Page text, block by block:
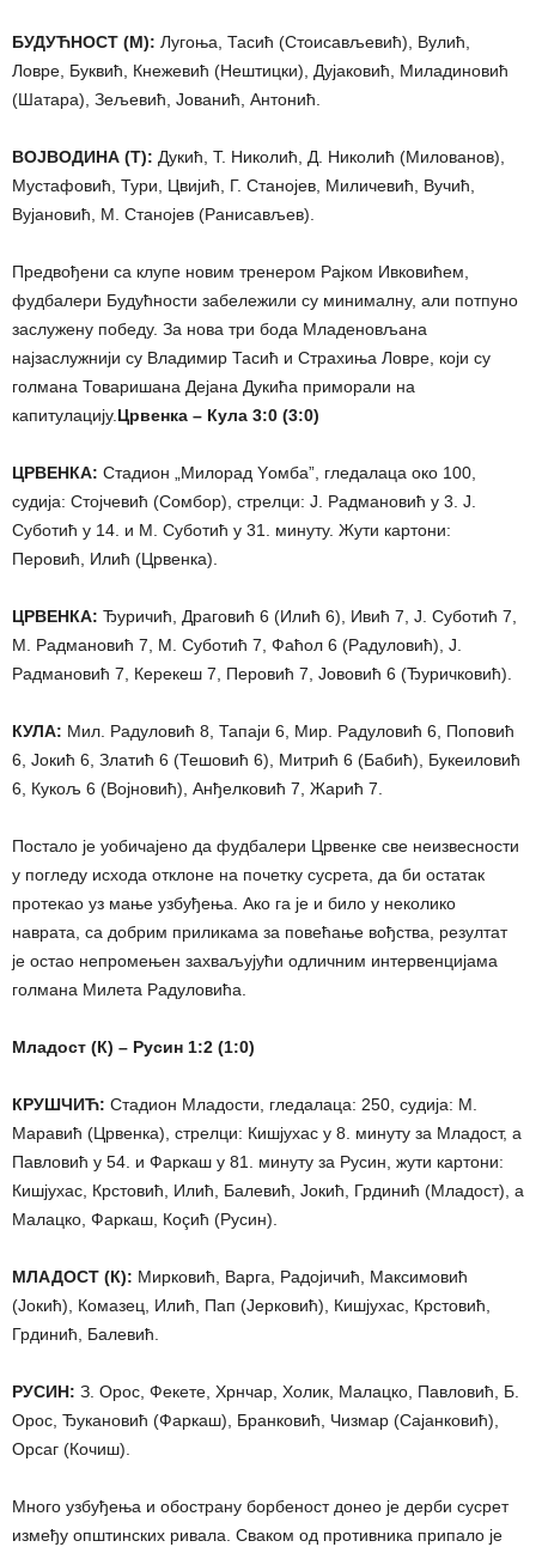
БУДУЋНОСТ (М): Лугоња, Тасић (Стоисављевић), Вулић,
Ловре, Буквић, Кнежевић (Нештицки), Дујаковић, Миладиновић
(Шатара), Зељевић, Јованић, Антонић.
ВОЈВОДИНА (Т): Дукић, Т. Николић, Д. Николић (Милованов),
Мустафовић, Тури, Цвијић, Г. Станојев, Миличевић, Вучић,
Вујановић, М. Станојев (Ранисављев).
Предвођени са клупе новим тренером Рајком Ивковићем,
фудбалери Будућности забележили су минималну, али потпуно
заслужену победу. За нова три бода Младеновљана
најзаслужнији су Владимир Тасић и Страхиња Ловре, који су
голмана Товаришана Дејана Дукића приморали на
капитулацију. Црвенка – Кула 3:0 (3:0)
ЦРВЕНКА: Стадион „Милорад Yомба”, гледалаца око 100,
судија: Стојчевић (Сомбор), стрелци: Ј. Радмановић у 3. Ј.
Суботић у 14. и М. Суботић у 31. минуту. Жути картони:
Перовић, Илић (Црвенка).
ЦРВЕНКА: Ђуричић, Драговић 6 (Илић 6), Ивић 7, Ј. Суботић 7,
М. Радмановић 7, М. Суботић 7, Фаћол 6 (Радуловић), Ј.
Радмановић 7, Керекеш 7, Перовић 7, Јововић 6 (Ђуричковић).
КУЛА: Мил. Радуловић 8, Тапаји 6, Мир. Радуловић 6, Поповић
6, Јокић 6, Златић 6 (Тешовић 6), Митрић 6 (Бабић), Букеиловић
6, Кукољ 6 (Војновић), Анђелковић 7, Жарић 7.
Постало је уобичајено да фудбалери Црвенке све неизвесности
у погледу исхода отклоне на почетку сусрета, да би остатак
протекао уз мање узбуђења. Ако га је и било у неколико
наврата, са добрим приликама за повећање вођства, резултат
је остао непромењен захваљујући одличним интервенцијама
голмана Милета Радуловића.
Младост (К) – Русин 1:2 (1:0)
КРУШЧИЋ: Стадион Младости, гледалаца: 250, судија: М.
Маравић (Црвенка), стрелци: Кишјухас у 8. минуту за Младост, а
Павловић у 54. и Фаркаш у 81. минуту за Русин, жути картони:
Кишјухас, Крстовић, Илић, Балевић, Јокић, Грдинић (Младост), а
Малацко, Фаркаш, Коçић (Русин).
МЛАДОСТ (К): Мирковић, Варга, Радојичић, Максимовић
(Јокић), Комазец, Илић, Пап (Јерковић), Кишјухас, Крстовић,
Грдинић, Балевић.
РУСИН: З. Орос, Фекете, Хрнчар, Холик, Малацко, Павловић, Б.
Орос, Ђукановић (Фаркаш), Бранковић, Чизмар (Сајанковић),
Орсаг (Кочиш).
Много узбуђења и обострану борбеност донео је дерби сусрет
између општинских ривала. Сваком од противника припало је